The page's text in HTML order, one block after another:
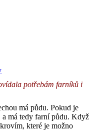
potřebám farníků i
má půdu. Pokud je
a má tedy farní půdu. Když
které je možno